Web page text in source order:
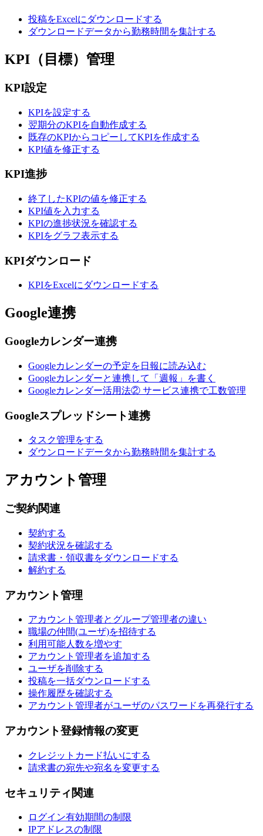
投稿をExcelにダウンロードする
ダウンロードデータから勤務時間を集計する
KPI（目標）管理
KPI設定
KPIを設定する
翌期分のKPIを自動作成する
既存のKPIからコピーしてKPIを作成する
KPI値を修正する
KPI進捗
終了したKPIの値を修正する
KPI値を入力する
KPIの進捗状況を確認する
KPIをグラフ表示する
KPIダウンロード
KPIをExcelにダウンロードする
Google連携
Googleカレンダー連携
Googleカレンダーの予定を日報に読み込む
Googleカレンダーと連携して「週報」を書く
Googleカレンダー活用法② サービス連携で工数管理
Googleスプレッドシート連携
タスク管理をする
ダウンロードデータから勤務時間を集計する
アカウント管理
ご契約関連
契約する
契約状況を確認する
請求書・領収書をダウンロードする
解約する
アカウント管理
アカウント管理者とグループ管理者の違い
職場の仲間(ユーザ)を招待する
利用可能人数を増やす
アカウント管理者を追加する
ユーザを削除する
投稿を一括ダウンロードする
操作履歴を確認する
アカウント管理者がユーザのパスワードを再発行する
アカウント登録情報の変更
クレジットカード払いにする
請求書の宛先や宛名を変更する
セキュリティ関連
ログイン有効期間の制限
IPアドレスの制限